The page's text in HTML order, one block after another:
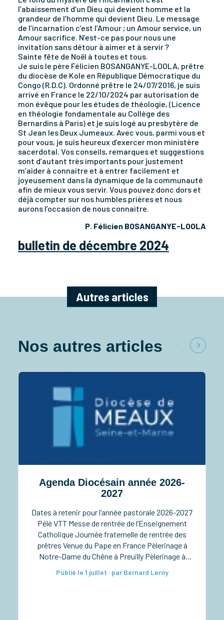
l’abaissement d’un Dieu qui devient homme et la
grandeur de l’homme qui devient Dieu. Le message
de l’incarnation c’est l’Amour ; un Amour service, un
Amour sacrifice. N’est-ce pas pour nous une
invitation sans détour à aimer et à servir ?
Sainte fête de Noël à toutes et tous.
Je suis le père Félicien BOSANGANYE-LOOLA, prêtre
du diocèse de Kole en République Démocratique du
Congo (R.D.C). Ordonné prêtre le 24/07/2016, je suis
arrivé en France le 22/1O/2024 par autorisation de
mon évêque pour les études de théologie, (Licence
en théologie fondamentale au Collège des
Bernardins à Paris) et je suis logé au presbytère de
St Jean les Deux Jumeaux. Avec vous, parmi vous et
pour vous, je suis heureux d’exercer mon ministère
sacerdotal. Vos conseils, remarques et suggestions
sont d’autant très importants pour justement
m’aider à connaitre et à entrer facilement et
joyeusement dans la dynamique de la communauté
afin de mieux vous servir. Vous pouvez donc dors et
déjà compter sur nos humbles prières et nous
aurons l’occasion de nous connaitre.
P. Félicien BOSANGANYE-LOOLA
bulletin de décembre 2024
Autres articles
Nos autres articles
Agenda Diocésain année 2026-
2027
Dates à retenir pour l’année pastorale 2026-2027
Pélé VTT Messe de rentrée de l’Enseignement
Catholique Journée fraternelle de rentrée des
prêtres Venue du Pape en France Pèlerinage à
Notre-Dame du Chêne à Preuilly Pèlerinage à
diaconales à la cathédrale Taizé pour les lycéens
Publié le 1 juillet · par Bernard Leroy